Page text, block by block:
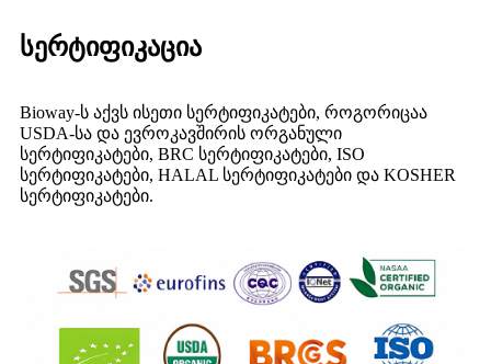
სერტიფიკაცია
Bioway-ს აქვს ისეთი სერტიფიკატები, როგორიცაა
USDA-სა და ევროკავშირის ორგანული
სერტიფიკატები, BRC სერტიფიკატები, ISO
სერტიფიკატები, HALAL სერტიფიკატები და KOSHER
სერტიფიკატები.